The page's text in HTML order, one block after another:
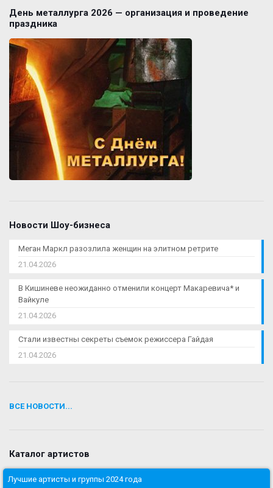
День металлурга 2026 — организация и проведение
праздника
Новости Шоу-бизнеса
Меган Маркл разозлила женщин на элитном ретрите
21.04.2026
В Кишиневе неожиданно отменили концерт Макаревича* и
Вайкуле
21.04.2026
Стали известны секреты съемок режиссера Гайдая
21.04.2026
ВСЕ НОВОСТИ...
Каталог артистов
Лучшие артисты и группы 2024 года